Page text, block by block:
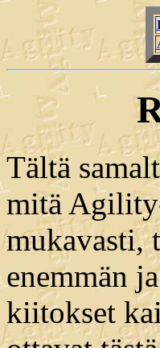
Tältä
mitä
mukavasti,
enemmän
kiitokset